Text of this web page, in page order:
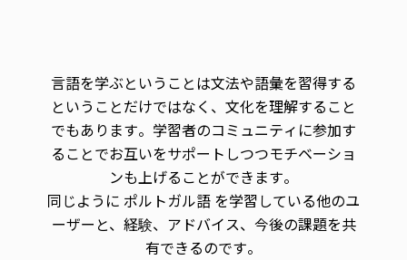
言語を学ぶということは文法や語彙を習得する
ということだけではなく、文化を理解すること
でもあります。学習者のコミュニティに参加す
ることでお互いをサポートしつつモチベーショ
ンも上げることができます。
同じように ポルトガル語 を学習している他のユ
ーザーと、経験、アドバイス、今後の課題を共
有できるのです。